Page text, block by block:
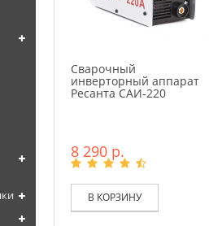
Сварочный
инверторный аппарат
Ресанта САИ-220
8 290 р.
В КОРЗИНУ